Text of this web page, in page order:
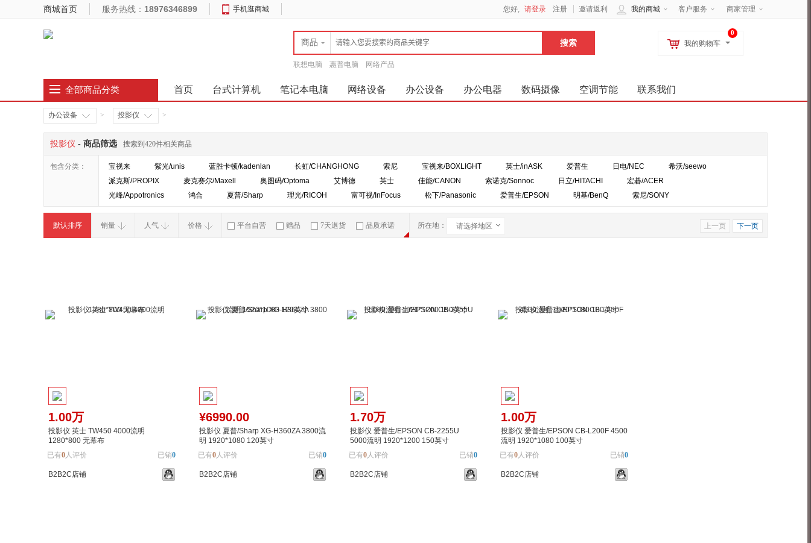
商城首页 服务热线： 18976346899 手机逛商城 客户服务 商家管理
我的商城
您好, 请登录 注册 邀请返利
商品
联想电脑 惠普电脑 网络产品
0
我的购物车
全部商品分类 首页 台式计算机 笔记本电脑 网络设备 办公设备 办公电器 数码摄像 空调节能 联系我们
办公设备 > 投影仪 >
投影仪 - 商品筛选 搜索到420件相关商品
包含分类： 宝视来 紫光/unis 蓝胜卡顿/kadenlan 长虹/CHANGHONG 索尼 宝视来/BOXLIGHT 英士/inASK 爱普生 日电/NEC
希沃/seewo
派克斯/PROPIX
麦克赛尔/Maxell 奥图码/Optoma 艾博德 英士 佳能/CANON 索诺克/Sonnoc 日立/HITACHI
宏碁/ACER
光峰/Appotronics
鸿合 夏普/Sharp 理光/RICOH 富可视/InFocus 松下/Panasonic 爱普生/EPSON 明基/BenQ 索尼/SONY
上一页 下一页
默认排序 销量 人气 价格 平台自营 赠品 7天退货 品质承诺 所在地： 请选择地区
1.00万
投影仪 英士 TW450 4000流明
1280*800 无幕布
已有0人评价 已销0
B2B2C店铺
¥6990.00
投影仪 夏普/Sharp XG-H360ZA 3800流
明 1920*1080 120英寸
已有0人评价 已销0
B2B2C店铺
1.70万
投影仪 爱普生/EPSON CB-2255U
5000流明 1920*1200 150英寸
已有0人评价 已销0
B2B2C店铺
1.00万
投影仪 爱普生/EPSON CB-L200F 4500
流明 1920*1080 100英寸
已有0人评价 已销0
B2B2C店铺